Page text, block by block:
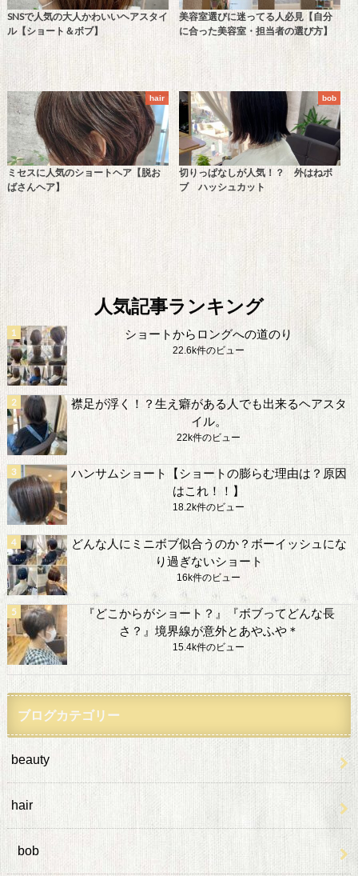
SNSで人気の大人かわいいヘアスタイ
ル【ショート＆ボブ】
美容室選びに迷ってる人必見【自分
に合った美容室・担当者の選び方】
hair
ミセスに人気のショートヘア【脱お
ばさんヘア】
bob
切りっぱなしが人気！？ 外はねボ
ブ ハッシュカット
人気記事ランキング
ショートからロングへの道のり
22.6k件のビュー
襟足が浮く！？生え癖がある人でも出来るヘアスタ
イル。
22k件のビュー
ハンサムショート【ショートの膨らむ理由は？原因
はこれ！！】
18.2k件のビュー
どんな人にミニボブ似合うのか？ボーイッシュにな
り過ぎないショート
16k件のビュー
『どこからがショート？』『ボブってどんな長
さ？』境界線が意外とあやふや＊
15.4k件のビュー
ブログカテゴリー
beauty
hair
bob